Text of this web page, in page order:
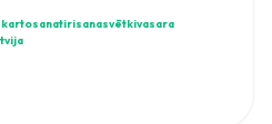
tirisanasvētkivasara